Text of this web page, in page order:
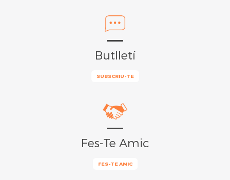
Butlletí
SUBSCRIU-TE
Fes-Te Amic
FES-TE AMIC